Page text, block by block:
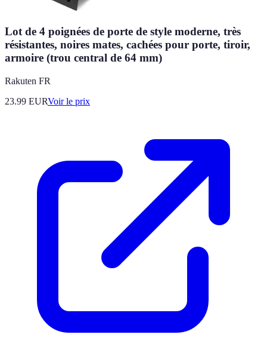
Lot de 4 poignées de porte de style moderne, très
résistantes, noires mates, cachées pour porte, tiroir,
armoire (trou central de 64 mm)
Rakuten FR
23.99 EURVoir le prix